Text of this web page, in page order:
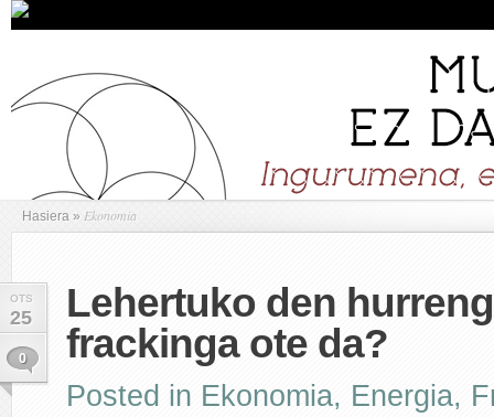
Hasiera » Ekonomia
OTS
25
0
Lehertuko den
frackinga ote da?
Posted in Ekonomia, Energia,